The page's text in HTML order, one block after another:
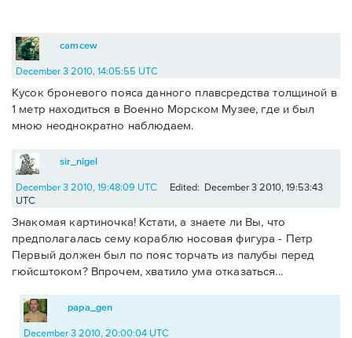
camcew
December 3 2010, 14:05:55 UTC
Кусок броневого пояса данного плавсредства толщиной в
1 метр находиться в Военно Морском Музее, где и был
мною неоднократно наблюдаем.
sir_nigel
December 3 2010, 19:48:09 UTC
Edited: December 3 2010, 19:53:43
UTC
Знакомая картиночка! Кстати, а знаете ли Вы, что
предполагалась сему кораблю носовая фигура - Петр
Первый должен был по пояс торчать из палубы перед
гюйсштоком? Впрочем, хватило ума отказаться...
papa_gen
December 3 2010, 20:00:04 UTC